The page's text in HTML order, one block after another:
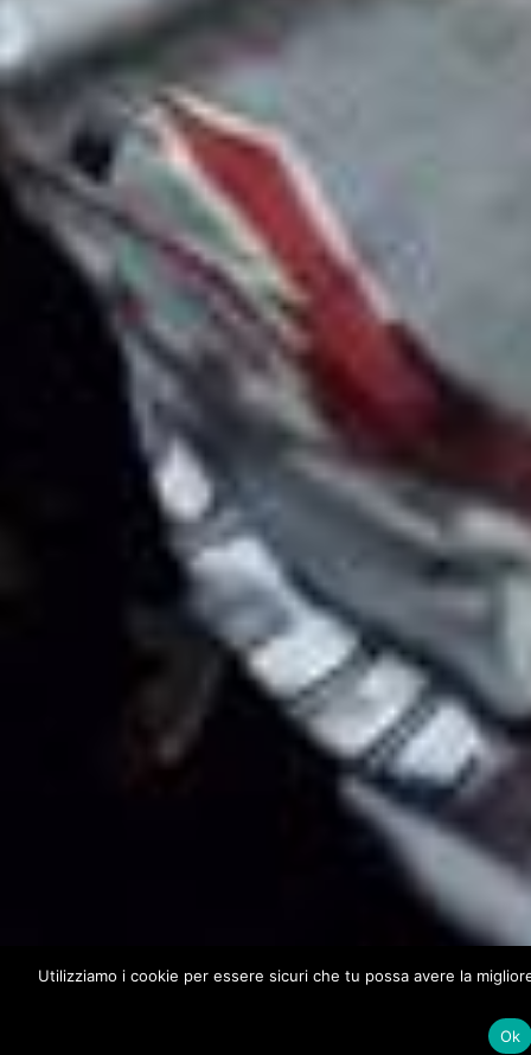
Utilizziamo i cookie per essere sicuri che tu possa avere la
Ok